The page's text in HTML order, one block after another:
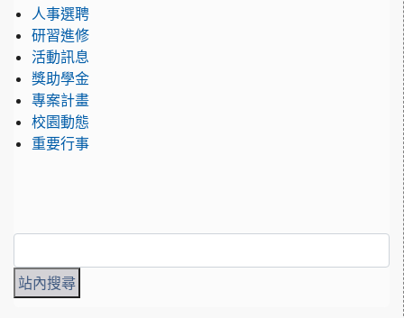
人事選聘
研習進修
活動訊息
獎助學金
專案計畫
校園動態
重要行事